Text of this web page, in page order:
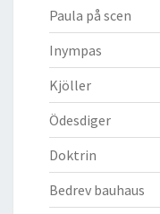
Paula på scen
Inympas
Kjöller
Ödesdiger
Doktrin
Bedrev bauhaus